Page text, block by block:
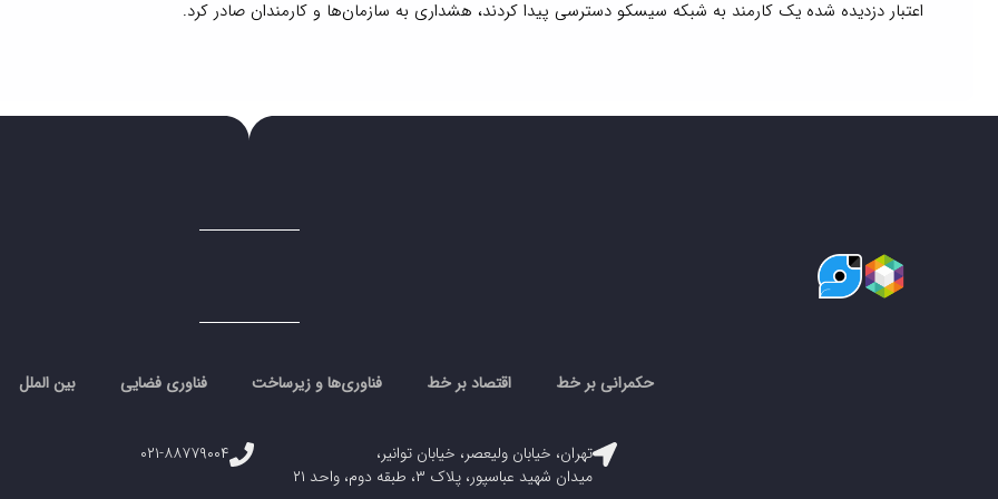
اعتبار دزدیده شده یک کارمند به شبکه سیسکو دسترسی پیدا کردند، هشداری به سازمان‌ها و کارمندان صادر کرد.
حکمرانی بر خط اقتصاد بر خط فناوری‌ها و زیرساخت فناوری فضایی بین الملل
تهران، خیابان ولیعصر، خیابان توانیر،
میدان شهید عباسپور، پلاک ۳، طبقه دوم، واحد ۲۱
۰۲۱-۸۸۷۷۹۰۰۴